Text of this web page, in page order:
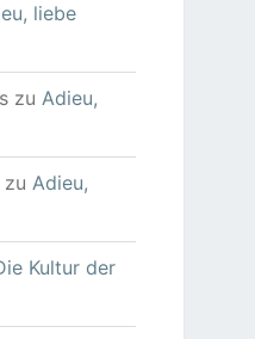
liebe
zu Adieu,
zu Adieu,
Kultur der